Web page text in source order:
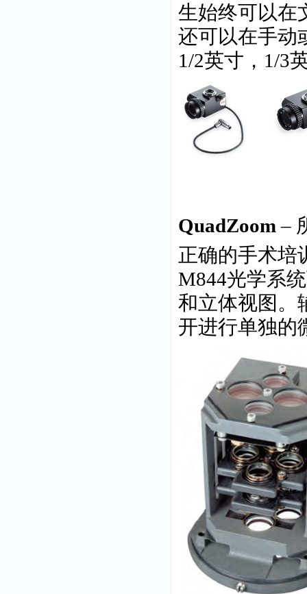
生始终可以在
还可以在手动
1/2英寸，1/3
QuadZoom–
正确的手术培
M844光学系
和立体视图。
开进行单独的